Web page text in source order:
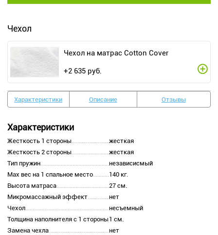
Чехол
Чехол на матрас Cotton Cover
+2 635 руб.
Характеристики Описание Отзывы
Характеристики
Жесткость 1 стороны
жесткая
Жесткость 2 стороны
жесткая
Тип пружин
независисмый
Max вес на 1 спальное место
140 кг.
Высота матраса
27 см.
Микромассажный эффект
нет
Чехол
несъемный
Толщина наполнителя с 1 стороны1 см.
Замена чехла
нет